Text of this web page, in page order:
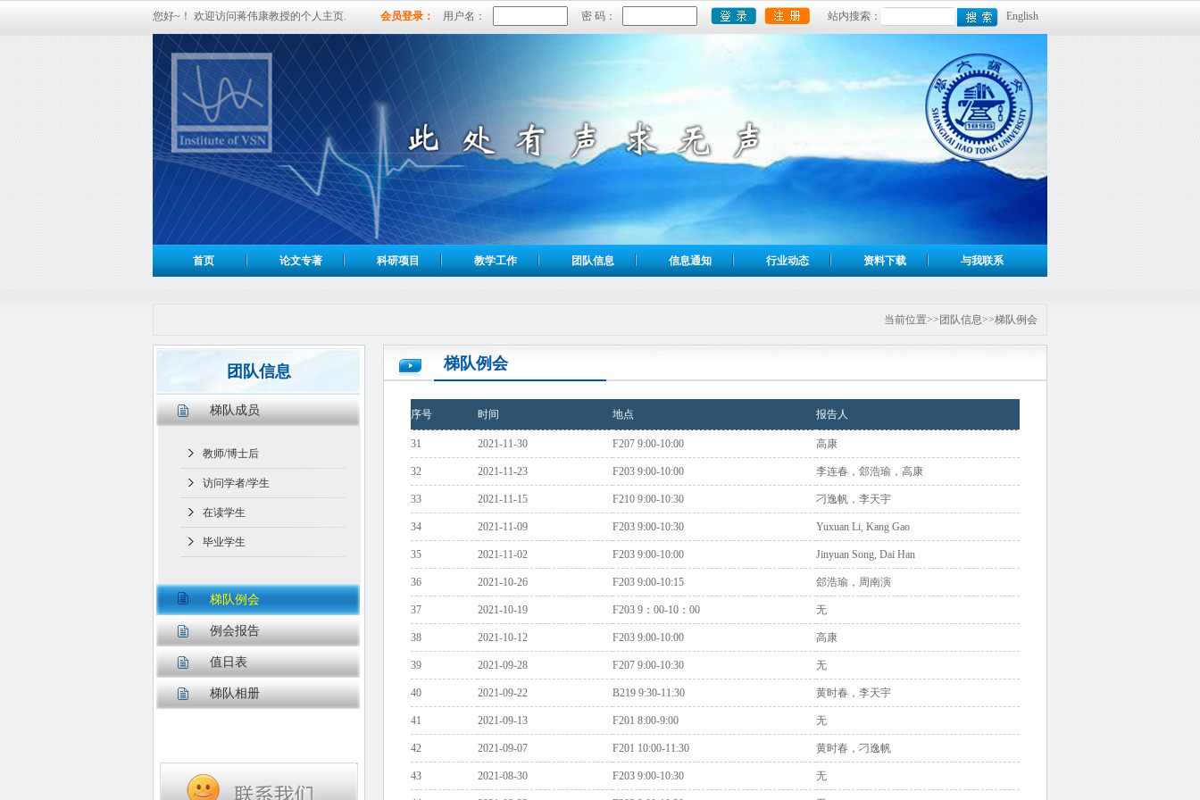
您好~！ 欢迎访问蒋伟康教授的个人主页. 会员登录： 用户名： 密 码： 站内搜索： English
首页 论文专著 科研项目 教学工作 团队信息 信息通知 行业动态 资料下载 与我联系
当前位置>>团队信息>>梯队例会
团队信息
梯队成员
教师/博士后
访问学者/学生
在读学生
毕业学生
梯队例会
例会报告
值日表
梯队相册
梯队例会
序号 时间 地点 报告人
31 2021-11-30 F207 9:00-10:00 高康
32 2021-11-23 F203 9:00-10:00 李连春，郐浩瑜，高康
33 2021-11-15 F210 9:00-10:30 刁逸帆，李天宇
34 2021-11-09 F203 9:00-10:30 Yuxuan Li, Kang Gao
35 2021-11-02 F203 9:00-10:00 Jinyuan Song, Dai Han
36 2021-10-26 F203 9:00-10:15 郐浩瑜，周南演
37 2021-10-19 F203 9：00-10：00 无
38 2021-10-12 F203 9:00-10:00 高康
39 2021-09-28 F207 9:00-10:30 无
40 2021-09-22 B219 9:30-11:30 黄时春，李天宇
41 2021-09-13 F201 8:00-9:00 无
42 2021-09-07 F201 10:00-11:30 黄时春，刁逸帆
43 2021-08-30 F203 9:00-10:30 无